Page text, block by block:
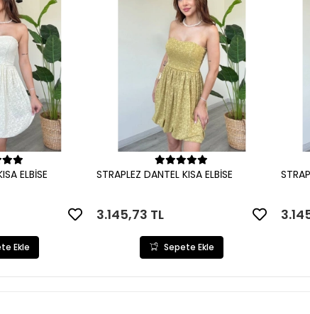
Ekle
ELBİSE
Ekle
Sepete Ekle
STRAPLEZ DANTEL KISA ELBİSE
3.145,73 TL
Sepete Ekle